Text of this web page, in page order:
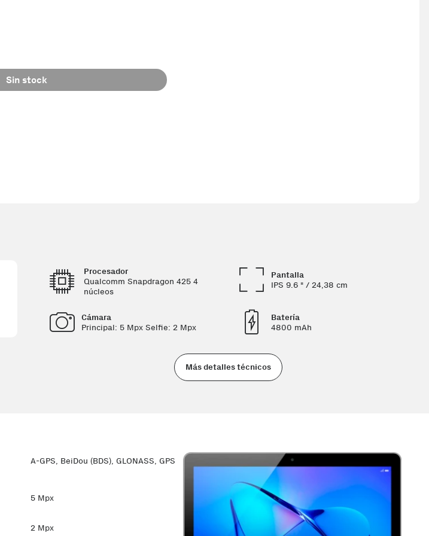
Sin stock
Procesador
Qualcomm Snapdragon 425 4
núcleos
Pantalla
IPS 9.6 " / 24,38 cm
Cámara
Principal: 5 Mpx Selfie: 2 Mpx
Batería
4800 mAh
Más detalles técnicos
A-GPS, BeiDou (BDS), GLONASS, GPS
5 Mpx
2 Mpx